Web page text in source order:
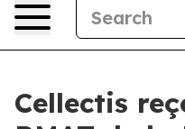
Cellectis